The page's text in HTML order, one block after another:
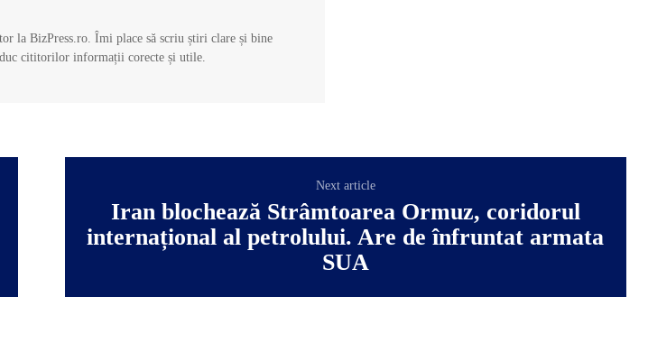
la BizPress.ro. Îmi place să scriu știri clare și bine
cititorilor informații corecte și utile.
Next article
Iran blochează Strâmtoarea Ormuz, coridorul
internațional al petrolului. Are de înfruntat armata
SUA